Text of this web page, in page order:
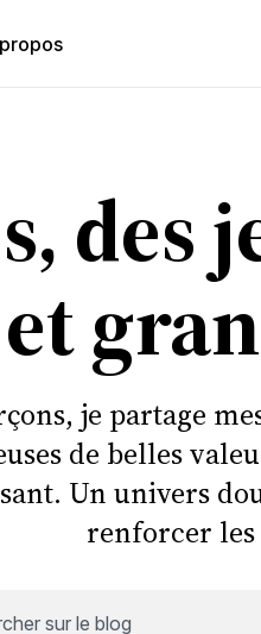
des
je partage
de belles
Un univers
renforcer
sur le blog